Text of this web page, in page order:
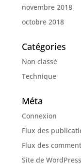
novembre 2018
octobre 2018
Catégories
Non classé
Technique
Méta
Connexion
Flux des
Flux des
Site de